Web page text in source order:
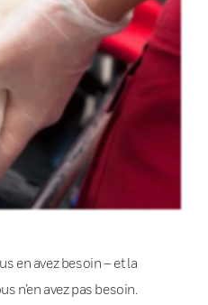
en avez besoin – et la
n’en avez pas besoin.